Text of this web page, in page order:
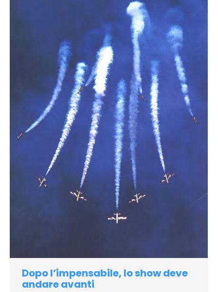
Dopo l’impensabile, lo show deve
andare avanti